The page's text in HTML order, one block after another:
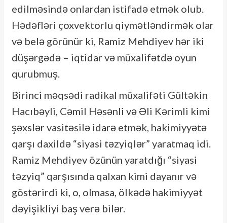
edilməsində onlardan istifadə etmək olub.
Hədəfləri çoxvektorlu qiymətləndirmək olar
və belə görünür ki, Ramiz Mehdiyev hər iki
düşərgədə – iqtidar və müxalifətdə oyun
qurubmuş.
Birinci məqsədi radikal müxalifəti Gültəkin
Hacıbəyli, Cəmil Həsənli və Əli Kərimli kimi
şəxslər vasitəsilə idarə etmək, hakimiyyətə
qarşı daxildə “siyasi təzyiqlər” yaratmaq idi.
Ramiz Mehdiyev özünün yaratdığı “siyasi
təzyiq” qarşısında qalxan kimi dayanır və
göstərirdi ki, o, olmasa, ölkədə hakimiyyət
dəyişikliyi baş verə bilər.